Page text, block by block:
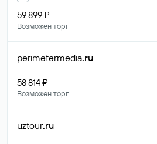
59 899 ₽
Возможен торг
perimetermedia.ru
58 814 ₽
Возможен торг
uztour.ru